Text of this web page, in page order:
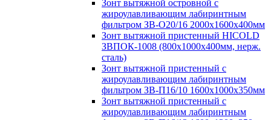
Зонт вытяжной островной с
жироулавливающим лабиринтным
фильтром ЗВ-О20/16 2000х1600х400мм
Зонт вытяжной пристенный HICOLD
ЗВПОК-1008 (800х1000х400мм, нерж.
сталь)
Зонт вытяжной пристенный с
жироулавливающим лабиринтным
фильтром ЗВ-П16/10 1600х1000х350мм
Зонт вытяжной пристенный с
жироулавливающим лабиринтным